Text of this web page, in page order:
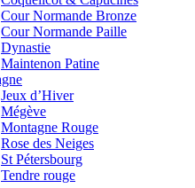
Cour Normande Bronze
Cour Normande Paille
Dynastie
Maintenon Patine
Jeux d’Hiver
Mégève
Montagne Rouge
Rose des Neiges
St Pétersbourg
Tendre rouge